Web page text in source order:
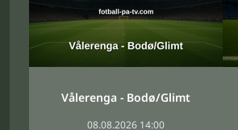
Vålerenga - Bodø/Glimt
08.08.2026 14:00